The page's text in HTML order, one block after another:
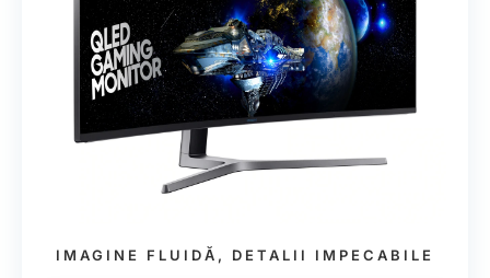
IMAGINE FLUIDĂ, DETALII IMPECABILE